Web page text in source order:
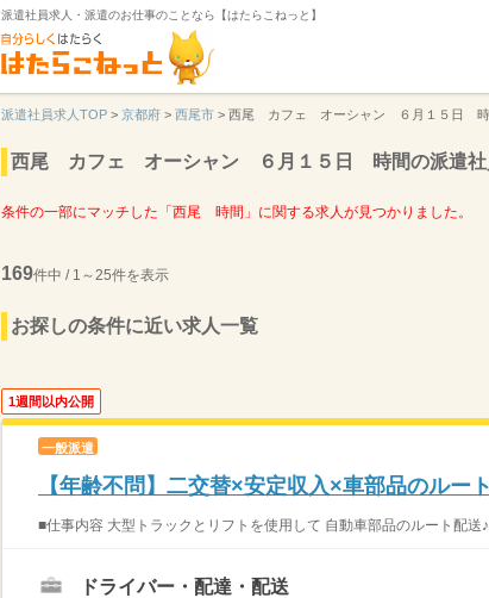
派遣社員求人・派遣のお仕事のことなら【はたらこねっと】
派遣社員求人TOP > 京都府 > 西尾市 > 西尾 カフェ オーシャン ６月１５日 時
西尾 カフェ オーシャン ６月１５日 時間の派遣社
条件の一部にマッチした「西尾 時間」に関する求人が見つかりました。
169件中 / 1～25件を表示
お探しの条件に近い求人一覧
1週間以内公開
一般派遣
【年齢不問】二交替×安定収入×車部品のルー
■仕事内容 大型トラックとリフトを使用して 自動車部品のルート配
ドライバー・配達・配送